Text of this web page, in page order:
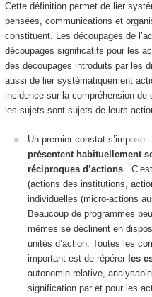
Cette définition permet de lier
pensées, communications et
constituent. Les découpages de
découpages significatifs pour les
des découpages introduits par les
aussi de lier systématiquement
incidence sur la compréhension
les sujets sont sujets de leurs
Un premier constat s’impose :
présentent habituellement
réciproques d’actions
.
(actions des institutions,
individuelles (micro-actions
Beaucoup de programmes
mêmes se déclinent en
unités d’action. Toutes les
important est de répérer les
autonomie relative ,
signification par et pour les